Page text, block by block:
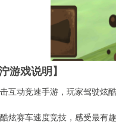
游戏说明】
互动竞速手游，玩家驾驶炫
炫赛车速度竞技，感受最有